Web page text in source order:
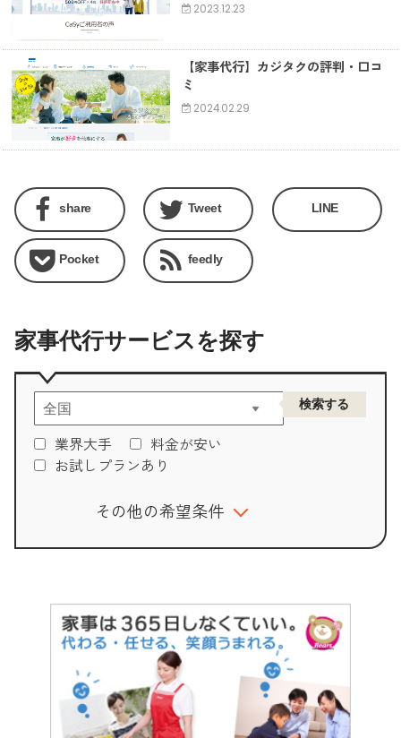
2023.12.23
【家事代行】カジタクの評判・口コ
ミ
2024.02.29
share Tweet LINE
Pocket feedly
家事代行サービスを探す
業界大手
料金が安い
お試しプランあり
その他の希望条件